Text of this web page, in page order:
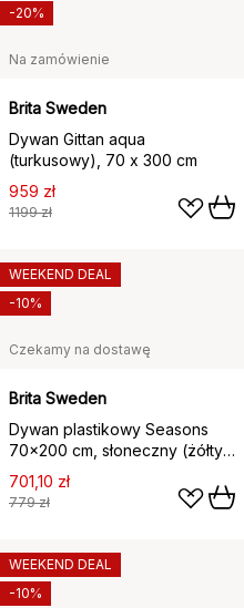
Na zamówienie
Brita Sweden
Dywan Gittan aqua
(turkusowy), 70 x 300 cm
959 zł
1199 zł
-20%
Czekamy na dostawę
Brita Sweden
Dywan plastikowy Seasons
70x200 cm, słoneczny (żółty,
zielony)
701,10 zł
779 zł
WEEKEND DEAL
-10%
WEEKEND DEAL
-10%